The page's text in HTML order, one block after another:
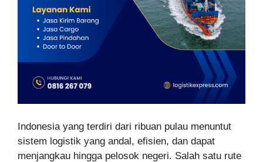
Indonesia yang terdiri dari ribuan pulau menuntut
sistem logistik yang andal, efisien, dan dapat
menjangkau hingga pelosok negeri. Salah satu rute